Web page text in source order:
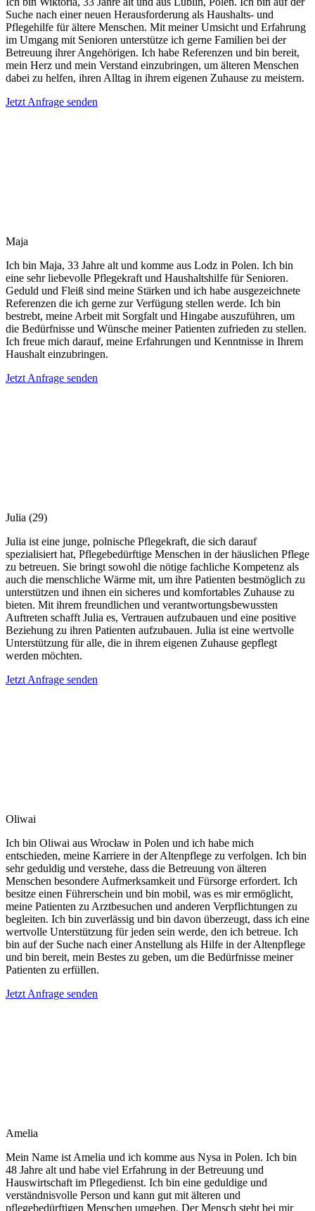
Suche nach einer neuen Herausforderung als Haushalts- und
Pflegehilfe für ältere Menschen. Mit meiner Umsicht und Erfahrung
im Umgang mit Senioren unterstütze ich gerne Familien bei der
Betreuung ihrer Angehörigen. Ich habe Referenzen und bin bereit,
mein Herz und mein Verstand einzubringen, um älteren Menschen
dabei zu helfen, ihren Alltag in ihrem eigenen Zuhause zu meistern.
Jetzt Anfrage senden
Maja
Ich bin Maja, 33 Jahre alt und komme aus Lodz in Polen. Ich bin
eine sehr liebevolle Pflegekraft und Haushaltshilfe für Senioren.
Geduld und Fleiß sind meine Stärken und ich habe ausgezeichnete
Referenzen die ich gerne zur Verfügung stellen werde. Ich bin
bestrebt, meine Arbeit mit Sorgfalt und Hingabe auszuführen, um
die Bedürfnisse und Wünsche meiner Patienten zufrieden zu stellen.
Ich freue mich darauf, meine Erfahrungen und Kenntnisse in Ihrem
Haushalt einzubringen.
Jetzt Anfrage senden
Julia (29)
Julia ist eine junge, polnische Pflegekraft, die sich darauf
spezialisiert hat, Pflegebedürftige Menschen in der häuslichen Pflege
zu betreuen. Sie bringt sowohl die nötige fachliche Kompetenz als
auch die menschliche Wärme mit, um ihre Patienten bestmöglich zu
unterstützen und ihnen ein sicheres und komfortables Zuhause zu
bieten. Mit ihrem freundlichen und verantwortungsbewussten
Auftreten schafft Julia es, Vertrauen aufzubauen und eine positive
Beziehung zu ihren Patienten aufzubauen. Julia ist eine wertvolle
Unterstützung für alle, die in ihrem eigenen Zuhause gepflegt
werden möchten.
Jetzt Anfrage senden
Oliwai
Ich bin Oliwai aus Wrocław in Polen und ich habe mich
entschieden, meine Karriere in der Altenpflege zu verfolgen. Ich bin
sehr geduldig und verstehe, dass die Betreuung von älteren
Menschen besondere Aufmerksamkeit und Fürsorge erfordert. Ich
besitze einen Führerschein und bin mobil, was es mir ermöglicht,
meine Patienten zu Arztbesuchen und anderen Verpflichtungen zu
begleiten. Ich bin zuverlässig und bin davon überzeugt, dass ich eine
wertvolle Unterstützung für jeden sein werde, den ich betreue. Ich
bin auf der Suche nach einer Anstellung als Hilfe in der Altenpflege
und bin bereit, mein Bestes zu geben, um die Bedürfnisse meiner
Patienten zu erfüllen.
Jetzt Anfrage senden
Amelia
Mein Name ist Amelia und ich komme aus Nysa in Polen. Ich bin
48 Jahre alt und habe viel Erfahrung in der Betreuung und
Hauswirtschaft im Pflegedienst. Ich bin eine geduldige und
verständnisvolle Person und kann gut mit älteren und
pflegebedürftigen Menschen umgehen. Der Mensch steht bei mir